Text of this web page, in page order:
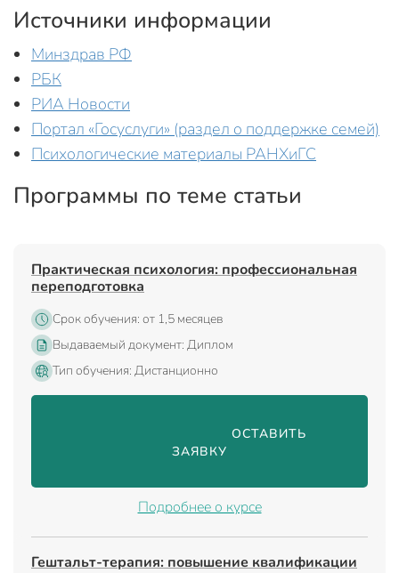
Источники информации
Минздрав РФ
РБК
РИА Новости
Портал «Госуслуги» (раздел о поддержке семей)
Психологические материалы РАНХиГС
Программы по теме статьи
Практическая психология: профессиональная
переподготовка
Срок обучения: от 1,5 месяцев
Выдаваемый документ: Диплом
Тип обучения: Дистанционно
                                ОСТАВИТЬ
ЗАЯВКУ
Подробнее о курсе
Гештальт-терапия: повышение квалификации